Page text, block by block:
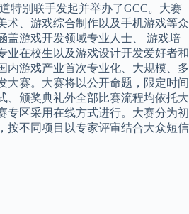
特别联手发起并举办了GCC。大赛
术、游戏综合制作以及手机游戏等众
盖游戏开发领域专业人士、 游戏培
业在校生以及游戏设计开发爱好者和
内游戏产业首次专业化、大规模、多
大赛。大赛将以公开命题，限定时间
、颁奖典礼外全部比赛流程均依托大
专区采用在线方式进行。大赛分为初
按不同项目以专家评审结合大众短信